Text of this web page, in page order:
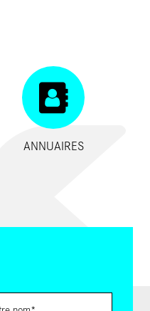
ANNUAIRES